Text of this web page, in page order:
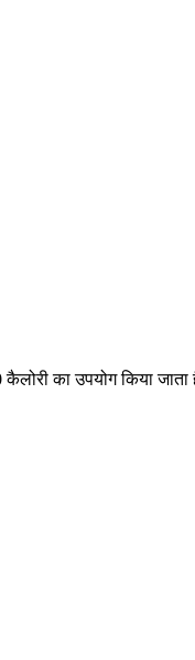
का उपयोग किया जाता